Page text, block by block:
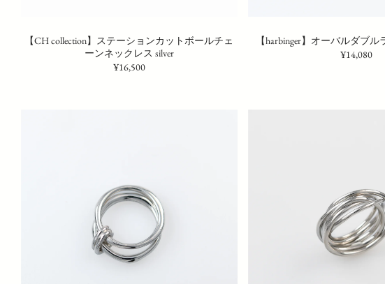
【CH collection】ステーションカットボールチェ
ーンネックレス silver
¥16,500
【harbinger】オーバルダブ
¥14,080